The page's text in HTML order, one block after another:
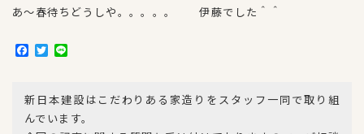
あ～春待ちどうしや。。。。。 伊藤でした＾＾
F
a
b
o
o
T
w
t
e
r
新日本建設はこだわりある家造りをスタッフ一同で取り組
んでいます。